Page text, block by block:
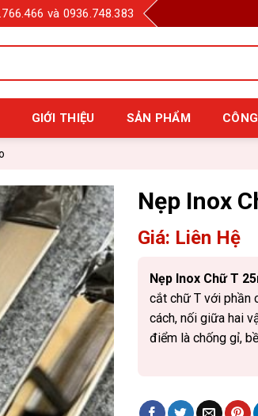
và 0936.748.383
GIỚI THIỆU SẢN PHẨM
Nẹp Inox
Giá: Liên Hệ
Nẹp Inox Chữ T
cắt chữ T với phần
cách, nối giữa hai
điểm là chống gỉ,